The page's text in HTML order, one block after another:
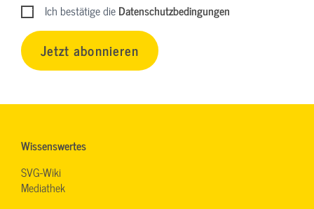
Ich bestätige dieDatenschutzbedingungen
Jetzt abonnieren
Wissenswertes
SVG-Wiki
Mediathek